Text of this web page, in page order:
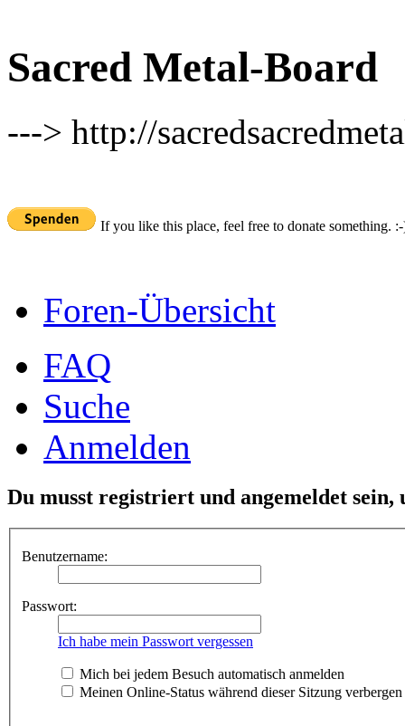
Sacred Metal-Board
---> http://
If you like this place, feel free to donate something.
Foren-Übersicht
FAQ
Suche
Anmelden
Du musst registriert und angemeldet
Benutzername:
Passwort:
Ich habe mein Passwort vergessen
Mich bei jedem Besuch automatisch anmelden
Meinen Online-Status während dieser Sitzung verbergen